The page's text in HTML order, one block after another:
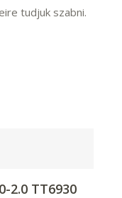
tudjuk szabni.
2.0 TT6930